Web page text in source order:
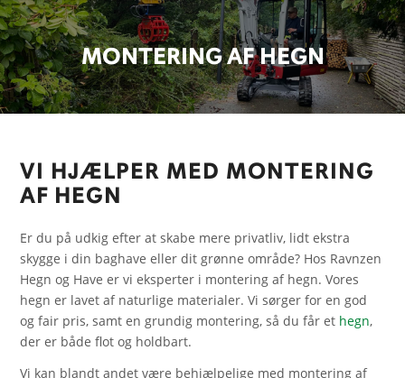
MONTERING AF HEGN
VI HJÆLPER MED MONTERING
AF HEGN
Er du på udkig efter at skabe mere privatliv, lidt ekstra
skygge i din baghave eller dit grønne område? Hos Ravnzen
Hegn og Have er vi eksperter i montering af hegn. Vores
hegn er lavet af naturlige materialer. Vi sørger for en god
og fair pris, samt en grundig montering, så du får et hegn,
der er både flot og holdbart.
Vi kan blandt andet være behjælpelige med montering af